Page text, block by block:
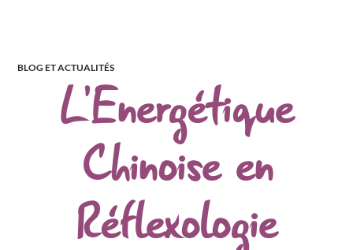
BLOG ET ACTUALITÉS
L’Energétique
Chinoise en
Réflexologie